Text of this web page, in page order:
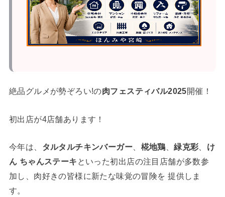
絶品グルメが勢ぞろい!の肉フェスティバル2025開催！
初出店が4店舗あります！
今年は、 タルタルチキンバーガー 椛地鶏 、緑克彩
け
ん ちゃんステーキ といった初出店の注目店舗が多数参
加し、肉好きの皆様に新たな味覚の冒険を 提供しま
す。